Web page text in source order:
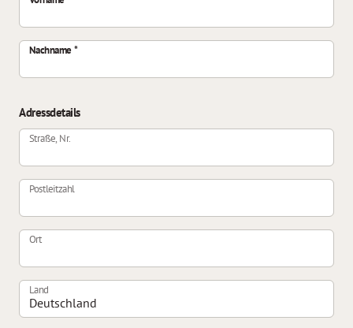
Nachname
Adressdetails
Straße, Nr.
Postleitzahl
Ort
Land